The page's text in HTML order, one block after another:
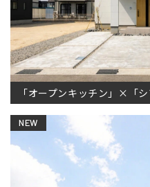
「オープンキッチン」×「
NEW